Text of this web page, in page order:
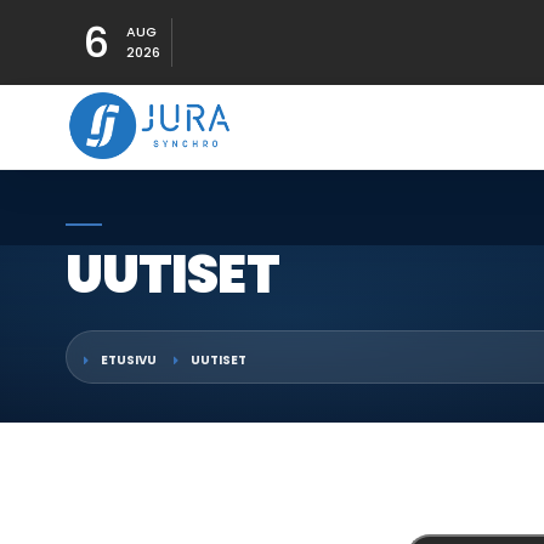
6
AUG
2026
UUTISET
ETUSIVU UUTISET